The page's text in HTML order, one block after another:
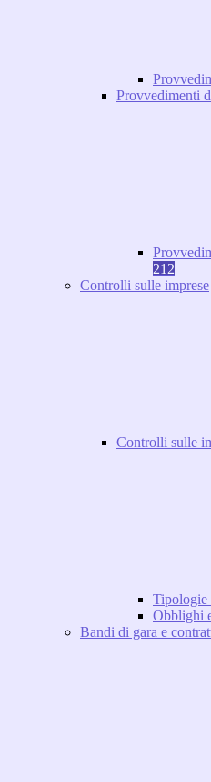
Provvedimenti
212
Controlli sulle imprese
Controlli sulle
Obblighi
Bandi di gara e